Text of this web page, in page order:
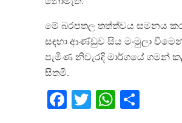
මේ බරපතල තත්ත්වය සමනය
සඳහා ආණ්ඩුව සිය මංමුලා
පැමිණ නිවැරදි මාර්ගයේ ගමන්
සිතමි.
Facebook
Twitter